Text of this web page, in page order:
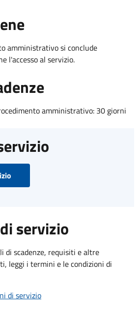
amministrativo si conclude
l'accesso al servizio.
amministrativo: 30 giorni
servizio
di scadenze, requisiti e altre
leggi i termini e le condizioni di
di servizio